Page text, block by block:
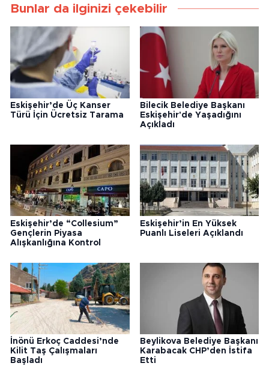
Bunlar da ilginizi çekebilir
Eskişehir’de Üç Kanser
Türü İçin Ücretsiz Tarama
Bilecik Belediye Başkanı
Eskişehir'de Yaşadığını
Açıkladı
Eskişehir’de “Collesium”
Gençlerin Piyasa
Alışkanlığına Kontrol
Eskişehir’in En Yüksek
Puanlı Liseleri Açıklandı
İnönü Erkoç Caddesi’nde
Kilit Taş Çalışmaları
Başladı
Beylikova Belediye Başkanı
Karabacak CHP’den İstifa
Etti